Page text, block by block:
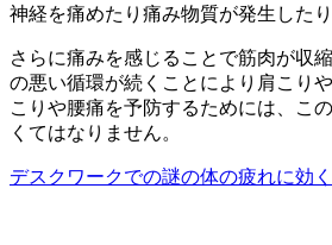
神経を痛めたり痛み物質が発生した
さらに痛みを感じることで筋肉が収
の悪い循環が続くことにより肩こり
こりや腰痛を予防するためには、こ
くてはなりません。
デスクワークでの謎の体の疲れに効